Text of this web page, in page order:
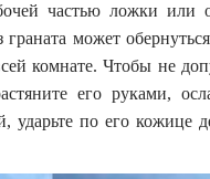
частью ложки или
может
комнате. Чтобы не
его руками,
ударьте по его кожице